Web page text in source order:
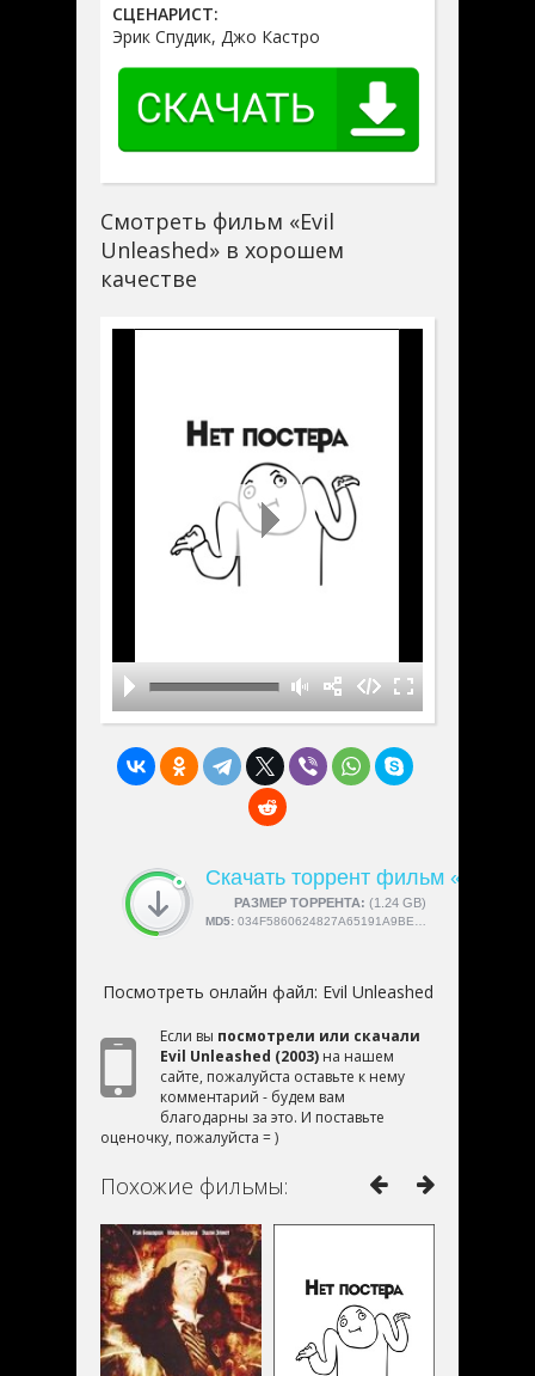
СЦЕНАРИСТ:
Эрик Спудик, Джо Кастро
Смотреть фильм «Evil
Unleashed» в хорошем
качестве
Скачать торрент фильм «Evil
РАЗМЕР ТОРРЕНТА: (1.24 GB)
СКАЧАЛИ:4189
MD5: 034F5860624827A65191A9BE919FBB3D
Посмотреть онлайн файл: Evil Unleashed
Если вы посмотрели или скачали
Evil Unleashed (2003) на нашем
сайте, пожалуйста оставьте к нему
комментарий - будем вам
благодарны за это. И поставьте
оценочку, пожалуйста = )
Похожие фильмы: